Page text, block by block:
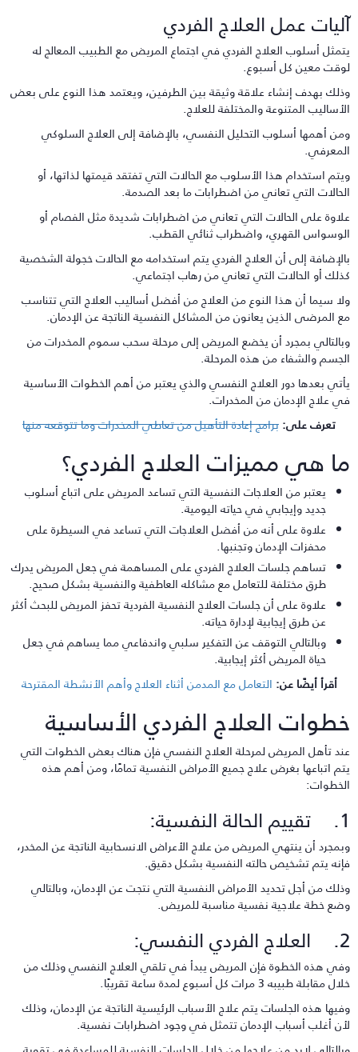
عمل العلاج الفردي
أسلوب العلاج الفردي في اجتماع المريض مع الطبيب المعالج له
معين كل أسبوع.
بهدف إنشاء علاقة وثيقة بين الطرفين، ويعتمد هذا النوع على بعض
المتنوعة والمختلفة للعلاج.
أهمها أسلوب التحليل النفسي، بالإضافة إلى العلاج السلوكي
استخدام هذا الأسلوب مع الحالات التي تفتقد قيمتها لذاتها، أو
التي تعاني من اضطرابات ما بعد الصدمة.
على الحالات التي تعاني من اضطرابات شديدة مثل الفصام أو
القهري، واضطراب ثنائي القطب.
إلى أن العلاج الفردي يتم استخدامه مع الحالات خجولة الشخصية
أو الحالات التي تعاني من رهاب اجتماعي.
سيما أن هذا النوع من العلاج من أفضل أساليب العلاج التي تتناسب
المرضى الذين يعانون من المشاكل النفسية الناتجة عن الإدمان.
بمجرد أن يخضع المريض إلى مرحلة سحب سموم المخدرات من
والشفاء من هذه المرحلة.
بعدها دور العلاج النفسي والذي يعتبر من أهم الخطوات الأساسية
علاج الإدمان من المخدرات.
تعرف على:برامج إعادة التأهيل من تعاطي المخدرات وما تتوقعه منها
هي مميزات العلاج الفردي؟
يعتبر من العلاجات النفسية التي تساعد المريض على اتباع أسلوب
جديد وإيجابي في حياته اليومية.
علاوة على أنه من أفضل العلاجات التي تساعد في السيطرة على
محفزات الإدمان وتجنبها.
تساهم جلسات العلاج الفردي على المساهمة في جعل المريض يدرك
طرق مختلفة للتعامل مع مشاكله العاطفية والنفسية بشكل صحيح.
علاوة على أن جلسات العلاج النفسية الفردية تحفز المريض للبحث أكثر
عن طرق إيجابية لإدارة حياته.
وبالتالي التوقف عن التفكير سلبي واندفاعي مما يساهم في جعل
حياة المريض أكثر إيجابية.
أقرأ أيضًا عن:التعامل مع المدمن أثناء العلاج وأهم الأنشطة المقترحة
العلاج الفردي الأساسية
تأهل المريض لمرحلة العلاج النفسي فإن هناك بعض الخطوات التي
اتباعها بغرض علاج جميع الأمراض النفسية تمامًا، ومن أهم هذه
أن ينتهي المريض من علاج الأعراض الانسحابية الناتجة عن المخدر،
يتم تشخيص حالته النفسية بشكل دقيق.
من أجل تحديد الأمراض النفسية التي نتجت عن الإدمان، وبالتالي
خطة علاجية نفسية مناسبة للمريض.
هذه الخطوة فإن المريض يبدأ في تلقي العلاج النفسي وذلك من
مقابلة طبيبه 3 مرات كل أسبوع لمدة ساعة تقريبًا.
هذه الجلسات يتم علاج الأسباب الرئيسية الناتجة عن الإدمان، وذلك
أغلب أسباب الإدمان تتمثل في وجود اضطرابات نفسية.